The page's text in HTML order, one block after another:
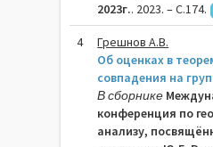
2023г.. 2023. – C.174.
4
Грешнов А.В.
Об оценках в
совпадения на
В сборнике
конференция по
анализу,